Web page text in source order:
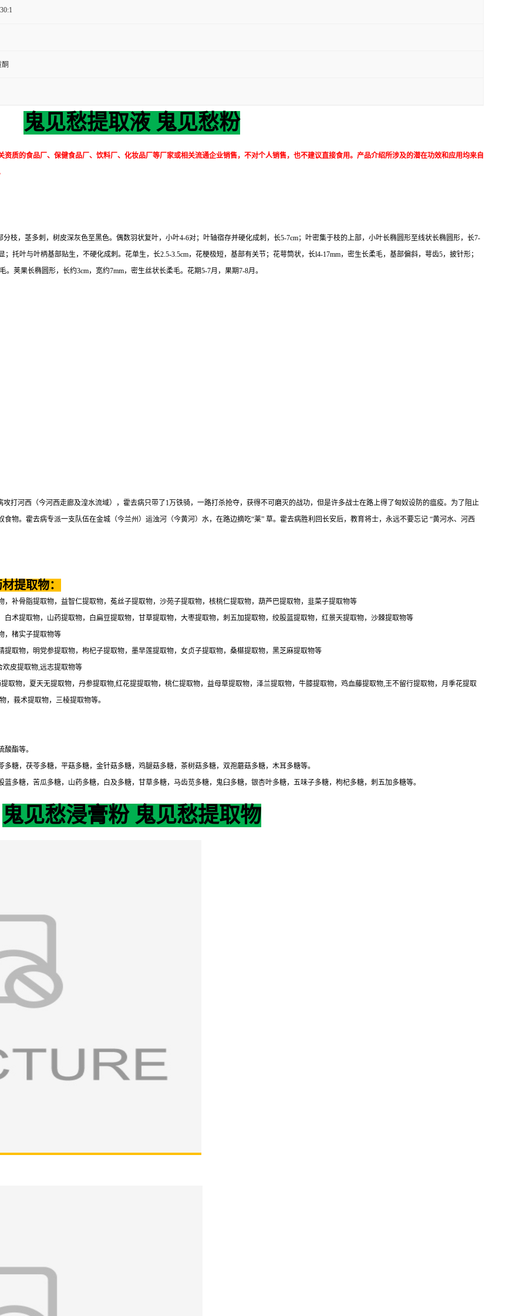
鬼见愁提取液 鬼见愁粉
质的食品厂、保健食品厂、饮料厂、化妆品厂等厂家或相关流通企业销售，不对个人销售，也不建议直接食用。产品介绍所涉及的潜在功效和应用均来自
枝，茎多刺，树皮深灰色至黑色。偶数羽状复叶，小叶4-6对；叶轴宿存并硬化成刺，长5-7cm；叶密集于枝的上部，小叶长椭圆形至线状长椭圆形，长7-
托叶与叶柄基部贴生，不硬化成刺。花单生，长2.5-3.5cm，花梗极短，基部有关节；花萼筒状，长l4-17mm，密生长柔毛，基部偏斜，萼齿5，披针形；
荚果长椭圆形，长约3cm，宽约7mm，密生丝状长柔毛。花期5-7月，果期7-8月。
攻打河西（今河西走廊及湟水流域），霍去病只带了1万铁骑，一路打杀抢夺，获得不可磨灭的战功，但是许多战士在路上得了匈奴设防的瘟疫。为了阻止
物。霍去病专派一支队伍在金城（今兰州）运浊河（今黄河）水，在路边摘吃“莱” 草。霍去病胜利回长安后，教育将士，永远不要忘记 “黄河水、河西
提取物：
补骨脂提取物，益智仁提取物，菟丝子提取物，沙苑子提取物，核桃仁提取物，葫芦巴提取物，韭菜子提取物等
术提取物，山药提取物，白扁豆提取物，甘草提取物，大枣提取物，刺五加提取物，绞股蓝提取物，红景天提取物，沙棘提取物等
，楮实子提取物等
取物，明党参提取物，枸杞子提取物，墨早莲提取物，女贞子提取物，桑椹提取物，黑芝麻提取物等
皮提取物,远志提取物等
取物，夏天无提取物，丹参提取物,红花提提取物，桃仁提取物，益母草提取物，泽兰提取物，牛膝提取物，鸡血藤提取物,王不留行提取物，月季花提取
，莪术提取物，三棱提取物等。
酯等。
糖，茯苓多糖，平菇多糖，金针菇多糖，鸡腿菇多糖，茶树菇多糖，双孢蘑菇多糖，木耳多糖等。
多糖，苦瓜多糖，山药多糖，白及多糖，甘草多糖，马齿苋多糖，鬼臼多糖，银杏叶多糖，五味子多糖，枸杞多糖，刺五加多糖等。
鬼见愁浸膏粉 鬼见愁提取物